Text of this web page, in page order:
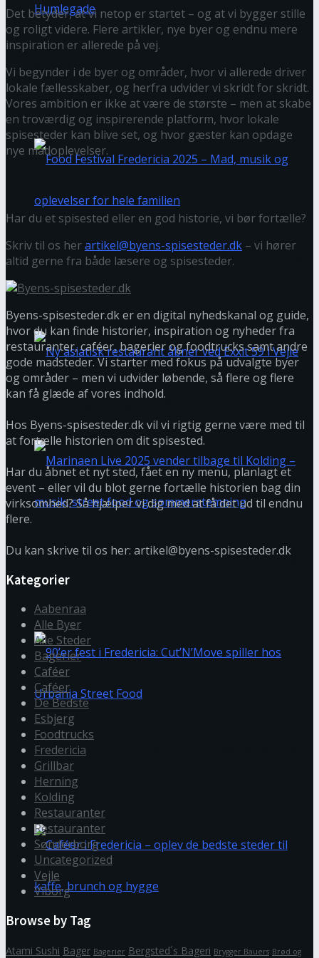
Øllets Dag i Fredericia 2025 – Smag dig gennem
Humlegade
Food Festival Fredericia 2025 – Mad, musik og
oplevelser for hele familien
Ny asiatisk restaurant åbner ved Exxit 59 i Vejle
Marinaen Live 2025 vender tilbage til Kolding –
90’er fest i Fredericia: Cut’N’Move spiller hos
Urbania Street Food
Det betyder, at vi netop er startet – og at vi bygger stille
og roligt videre. Flere artikler, nye byer og endnu mere
inspiration er allerede på vej.
Vi begynder i de byer og områder, hvor vi allerede driver
lokale fællesskaber, og herfra udvider vi skridt for skridt.
Vores ambition er ikke at være de største – men at skabe
en troværdig og inspirerende platform, hvor lokale
spisesteder kan blive set, og hvor gæster kan opdage
nye madoplevelser.
Har du et spisested eller en god historie, vi bør fortælle?
Skriv til os herartikel@byens-spisesteder.dk – vi hører
altid gerne fra både læsere og spisesteder.
Byens-spisesteder.dk er en digital nyhedskanal og guide,
hvor du kan finde historier, inspiration og nyheder fra
restauranter, caféer, bagerier og foodtrucks samt andre
gode madsteder. Vi starter med fokus på udvalgte byer
og områder – men vi udvider løbende, så flere og flere
kan få glæde af vores indhold.
Hos Byens-spisesteder.dk vil vi rigtig gerne være med til
at fortælle historien om dit spisested.
Har du åbnet et nyt sted, fået en ny menu, planlagt et
event – eller vil du blot gerne fortælle historien bag din
virksomhed? Så hjælper vi dig med at få det ud til endnu
flere.
Du kan skrive til os her: artikel@byens-spisesteder.dk
Kategorier
Aabenraa
Alle Byer
Alle Steder
Bagerier
Caféer
Caféer
De Bedste
Esbjerg
Foodtrucks
Fredericia
Grillbar
Herning
Kolding
Restauranter
Restauranter
Sønderborg
Uncategorized
Vejle
Viborg
Browse by Tag
Atami Sushi Bager Bagerier Bergsted´s Bageri Brygger Bauers Brød og